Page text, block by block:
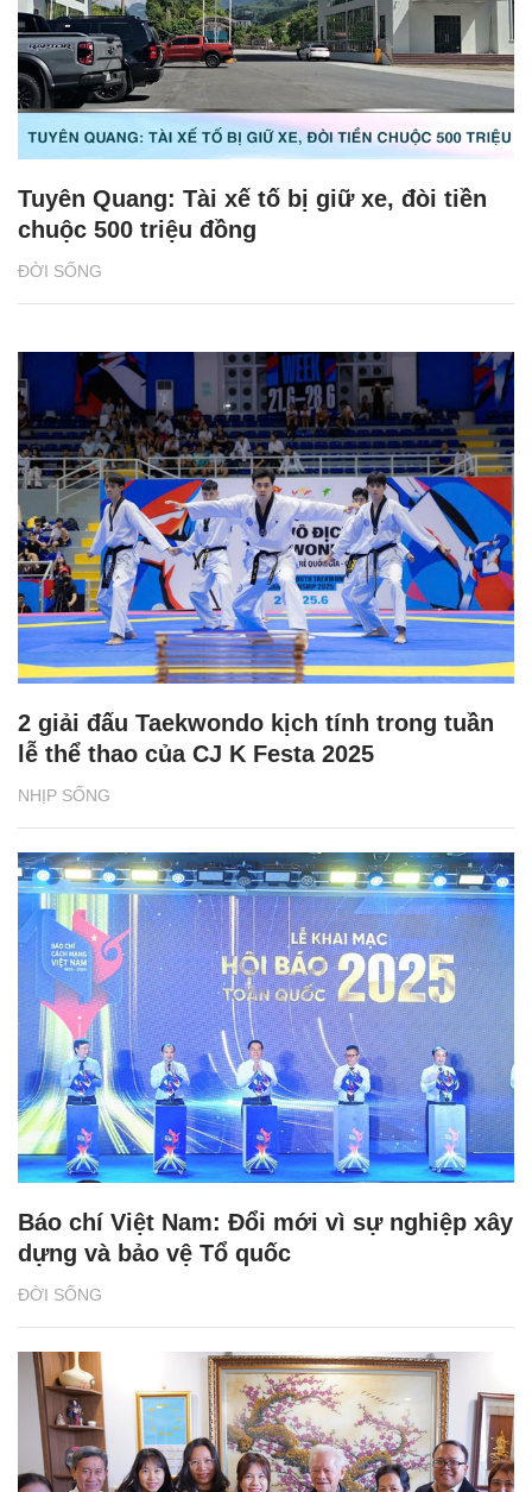
ĐỜI SỐNG
Tuyên Quang: Tài xế tố bị giữ xe, đòi tiền
chuộc 500 triệu đồng
NHỊP SỐNG
2 giải đấu Taekwondo kịch tính trong tuần
lễ thể thao của CJ K Festa 2025
ĐỜI SỐNG
Báo chí Việt Nam: Đổi mới vì sự nghiệp xây
dựng và bảo vệ Tổ quốc